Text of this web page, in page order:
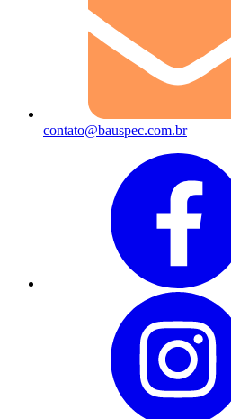
contato@bauspec.com.br